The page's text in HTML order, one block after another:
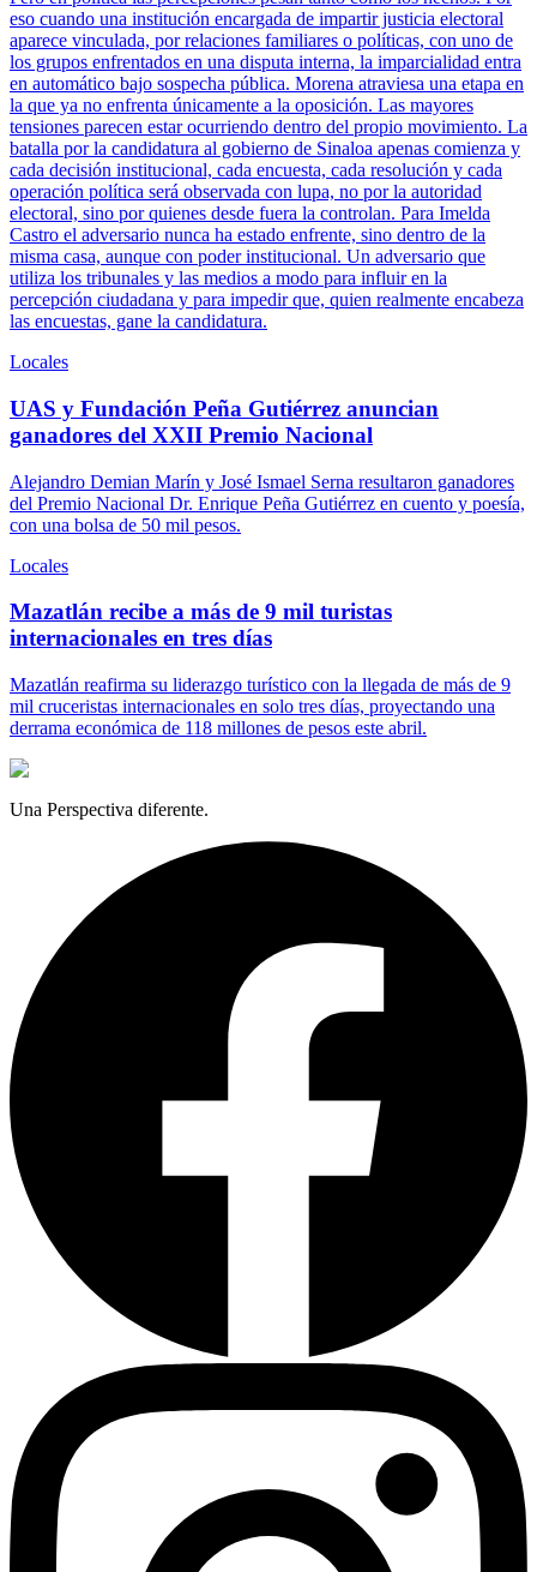
eso cuando una institución encargada de impartir justicia electoral
aparece vinculada, por relaciones familiares o políticas, con uno de
los grupos enfrentados en una disputa interna, la imparcialidad entra
en automático bajo sospecha pública. Morena atraviesa una etapa en
la que ya no enfrenta únicamente a la oposición. Las mayores
tensiones parecen estar ocurriendo dentro del propio movimiento. La
batalla por la candidatura al gobierno de Sinaloa apenas comienza y
cada decisión institucional, cada encuesta, cada resolución y cada
operación política será observada con lupa, no por la autoridad
electoral, sino por quienes desde fuera la controlan. Para Imelda
Castro el adversario nunca ha estado enfrente, sino dentro de la
misma casa, aunque con poder institucional. Un adversario que
utiliza los tribunales y las medios a modo para influir en la
percepción ciudadana y para impedir que, quien realmente encabeza
las encuestas, gane la candidatura.
Locales
UAS y Fundación Peña Gutiérrez anuncian
ganadores del XXII Premio Nacional
Alejandro Demian Marín y José Ismael Serna resultaron ganadores
del Premio Nacional Dr. Enrique Peña Gutiérrez en cuento y poesía,
con una bolsa de 50 mil pesos.
Locales
Mazatlán recibe a más de 9 mil turistas
internacionales en tres días
Mazatlán reafirma su liderazgo turístico con la llegada de más de 9
mil cruceristas internacionales en solo tres días, proyectando una
derrama económica de 118 millones de pesos este abril.
Una Perspectiva diferente.